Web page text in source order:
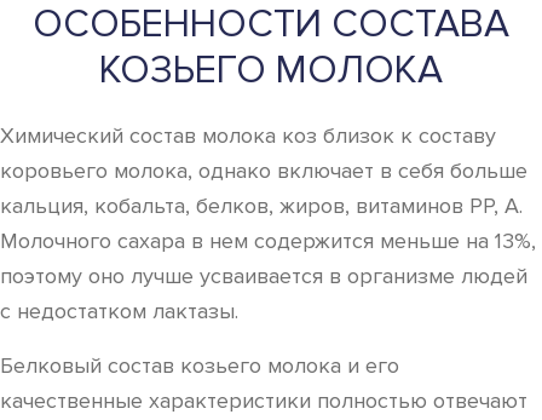
ОСОБЕННОСТИ СОСТАВА
КОЗЬЕГО МОЛОКА
Химический состав молока коз близок к составу
коровьего молока, однако включает в себя больше
кальция, кобальта, белков, жиров, витаминов PP, A.
Молочного сахара в нем содержится меньше на 13%,
поэтому оно лучше усваивается в организме людей
с недостатком лактазы.
Белковый состав козьего молока и его
качественные характеристики полностью отвечают